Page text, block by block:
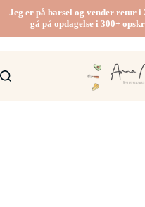
indhold
Jeg er på barsel og vender retur
gå på opdagelse i 300+